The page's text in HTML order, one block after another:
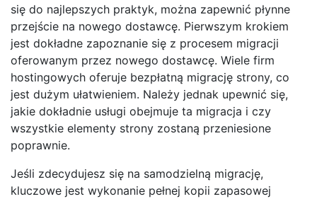
się do najlepszych praktyk, można zapewnić płynne
przejście na nowego dostawcę. Pierwszym krokiem
jest dokładne zapoznanie się z procesem migracji
oferowanym przez nowego dostawcę. Wiele firm
hostingowych oferuje bezpłatną migrację strony, co
jest dużym ułatwieniem. Należy jednak upewnić się,
jakie dokładnie usługi obejmuje ta migracja i czy
wszystkie elementy strony zostaną przeniesione
poprawnie.
Jeśli zdecydujesz się na samodzielną migrację,
kluczowe jest wykonanie pełnej kopii zapasowej